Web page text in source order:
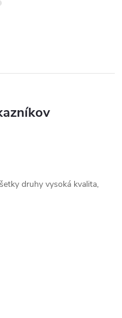
druhy vysoká kvalita,